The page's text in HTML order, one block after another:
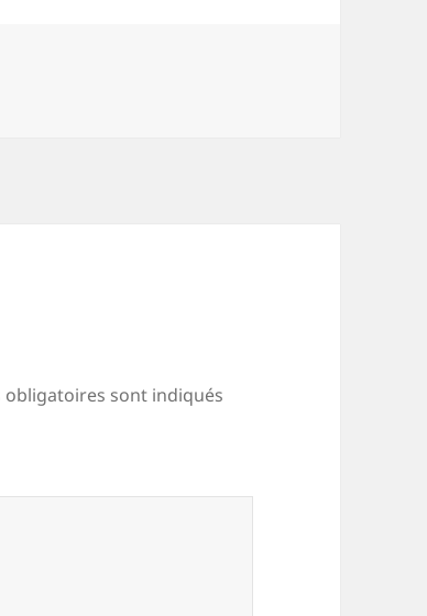
obligatoires sont indiqués